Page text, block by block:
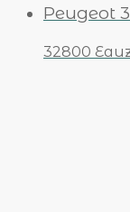
Peugeot
32800